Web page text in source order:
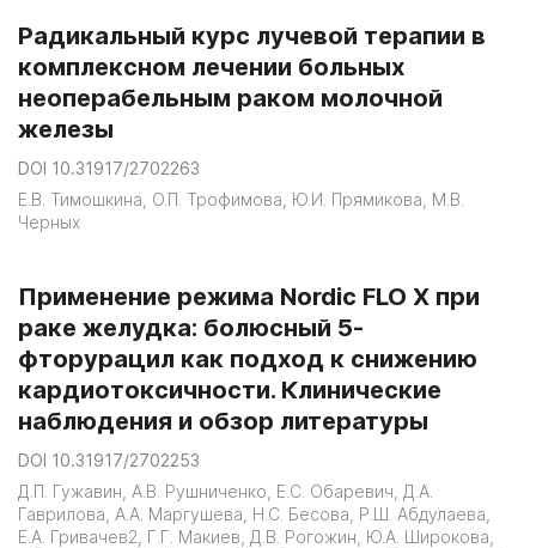
Радикальный курс лучевой терапии в
комплексном лечении больных
неоперабельным раком молочной
железы
DOI 10.31917/2702263
Е.В. Тимошкина, О.П. Трофимова, Ю.И. Прямикова, М.В.
Черных
Применение режима Nordic FLO X при
раке желудка: болюсный 5-
фторурацил как подход к снижению
кардиотоксичности. Клинические
наблюдения и обзор литературы
DOI 10.31917/2702253
Д.П. Гужавин, А.В. Рушниченко, Е.С. Обаревич, Д.А.
Гаврилова, А.А. Маргушева, Н.С. Бесова, Р.Ш. Абдулаева,
Е.А. Гривачев2, Г.Г. Макиев, Д.В. Рогожин, Ю.А. Широкова,